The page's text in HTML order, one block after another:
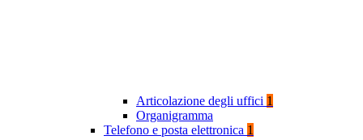
Articolazione degli uffici 1
Organigramma
Telefono e posta elettronica 1